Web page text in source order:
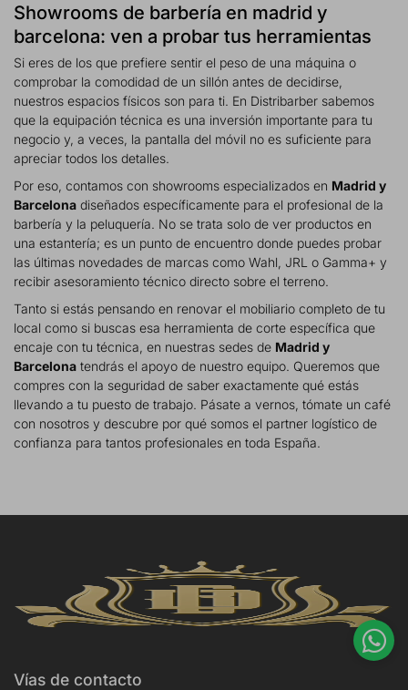
Showrooms de barbería en madrid y
barcelona: ven a probar tus herramientas
Si eres de los que prefiere sentir el peso de una máquina o
comprobar la comodidad de un sillón antes de decidirse,
nuestros espacios físicos son para ti. En Distribarber sabemos
que la equipación técnica es una inversión importante para tu
negocio y, a veces, la pantalla del móvil no es suficiente para
apreciar todos los detalles.
Por eso, contamos con showrooms especializados en Madrid y
Barcelona diseñados específicamente para el profesional de la
barbería y la peluquería. No se trata solo de ver productos en
una estantería; es un punto de encuentro donde puedes probar
las últimas novedades de marcas como Wahl, JRL o Gamma+ y
recibir asesoramiento técnico directo sobre el terreno.
Tanto si estás pensando en renovar el mobiliario completo de tu
local como si buscas esa herramienta de corte específica que
encaje con tu técnica, en nuestras sedes de Madrid y
Barcelona tendrás el apoyo de nuestro equipo. Queremos que
compres con la seguridad de saber exactamente qué estás
llevando a tu puesto de trabajo. Pásate a vernos, tómate un café
con nosotros y descubre por qué somos el partner logístico de
confianza para tantos profesionales en toda España.
Vías de contacto